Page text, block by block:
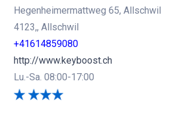
Hegenheimermattweg 65, Allschwil
4123,, Allschwil
+41614859080
http://www.keyboost.ch
Lu.-Sa. 08:00-17:00